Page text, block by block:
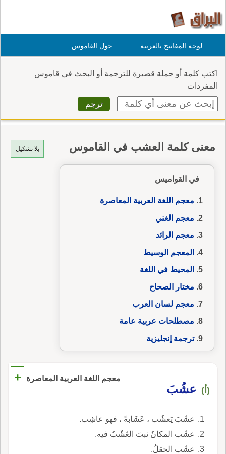
لوحة المفاتيح بالعربية حول القاموس
اكتب كلمة أو جملة قصيرة للترجمة أو البحث في قاموس
المفردات
بلا تشكيل معنى كلمة العشب في القاموس
في القواميس
معجم اللغة العربية المعاصرة
معجم الغني
معجم الرائد
المعجم الوسيط
المحيط في اللغة
مختار الصحاح
معجم لسان العرب
مصطلحات عربية عامة
ترجمة إنجليزية
معجم اللغة العربية المعاصرة +
(أ) عشُبَ
عشُبَ يَعشُب ، عَشَابةً ، فهو عاشِب.
عشُب المكانُ نبتَ العُشْبُ فيه.
عشُب الحقلُ.